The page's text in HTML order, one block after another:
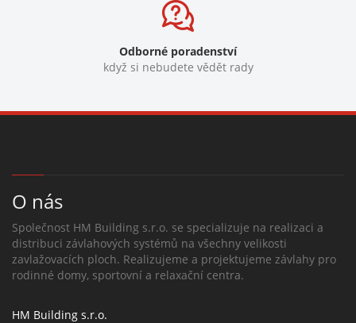
Odborné poradenství
když si nebudete vědět rady
O nás
Společnost HM Building s.r.o. se specializuje na realizaci a
distribuci závlahových systémů na všechny velikosti
zavlažovacích ploch. Realizujeme a projektujeme závlahy pro
rodinné domy, sportovní a relaxační centra.
HM Building s.r.o.